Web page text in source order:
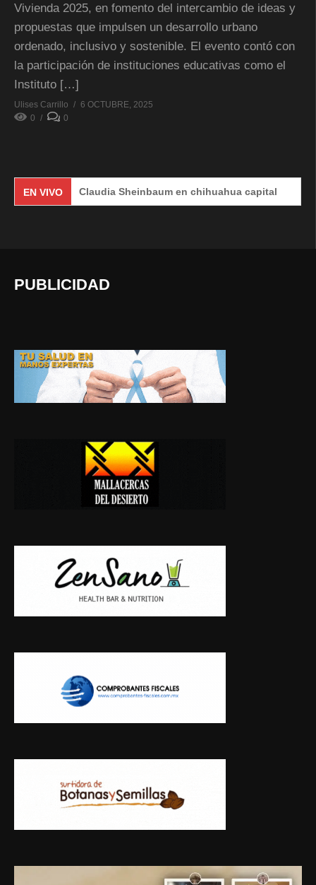
Vivienda 2025, en fomento del intercambio de ideas y
propuestas que impulsen un desarrollo urbano
ordenado, inclusivo y sostenible. El evento contó con
la participación de instituciones educativas como el
Instituto […]
Ulises Carrillo
6 OCTUBRE, 2025
0
0
EN VIVOClaudia Sheinbaum en chihuahua capital
PUBLICIDAD